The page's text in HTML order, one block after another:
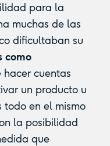
para la
muchas de las
dificultaban su
como
hacer cuentas
un producto u
todo en el mismo
la posibilidad
que